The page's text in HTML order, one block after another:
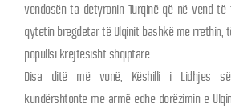
vendosën ta detyronin Turqinë që në vend
qytetin bregdetar të Ulqinit bashkë me rrethin,
popullsi krejtësisht shqiptare.
Disa ditë më vonë, Këshilli i Lidhjes
kundërshtonte me armë edhe dorëzimin e